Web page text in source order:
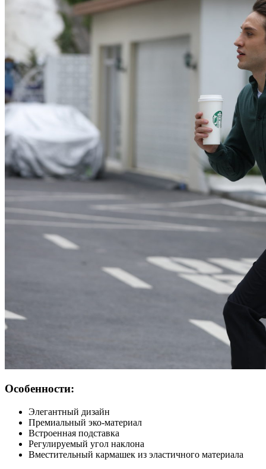
Особенности:
Элегантный дизайн
Премиальный эко-материал
Встроенная подставка
Регулируемый угол наклона
Вместительный кармашек из эластичного материала